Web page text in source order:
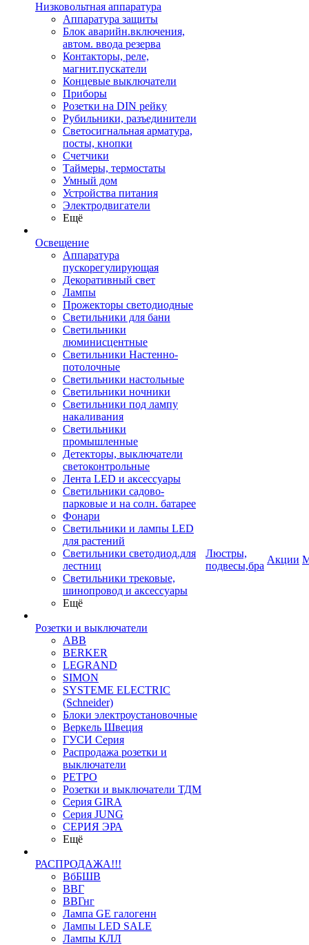
Низковольтная аппаратура
Аппаратура защиты
Блок аварийн.включения,
автом. ввода резерва
Контакторы, реле,
магнит.пускатели
Концевые выключатели
Приборы
Розетки на DIN рейку
Рубильники, разъединители
Светосигнальная арматура,
посты, кнопки
Счетчики
Таймеры, термостаты
Умный дом
Устройства питания
Электродвигатели
Ещё
Освещение
Аппаратура
пускорегулирующая
Декоративный свет
Лампы
Прожекторы светодиодные
Светильники для бани
Светильники
люминисцентные
Светильники Настенно-
потолочные
Светильники настольные
Светильники ночники
Светильники под лампу
накаливания
Светильники
промышленные
Детекторы, выключатели
светоконтрольные
Лента LED и аксессуары
Светильники садово-
парковые и на солн. батарее
Фонари
Светильники и лампы LED
для растений
Светильники светодиод.для
лестниц
Светильники трековые,
шинопровод и аксессуары
Ещё
Розетки и выключатели
ABB
BERKER
LEGRAND
SIMON
SYSTEME ELECTRIC
(Schneider)
Блоки электроустановочные
Веркель Швеция
ГУСИ Серия
Распродажа розетки и
выключатели
РЕТРО
Розетки и выключатели ТДМ
Серия GIRA
Серия JUNG
СЕРИЯ ЭРА
Ещё
РАСПРОДАЖА!!!
ВбБШВ
ВВГ
ВВГнг
Лампа GE галогенн
Лампы LED SALE
Лампы КЛЛ
Люстры,
подвесы,бра
Акции